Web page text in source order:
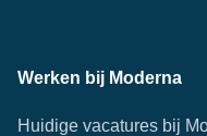
Werken bij Moderna
Huidige vacatures bij